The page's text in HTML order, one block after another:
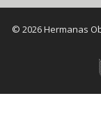
© 2026 Hermanas